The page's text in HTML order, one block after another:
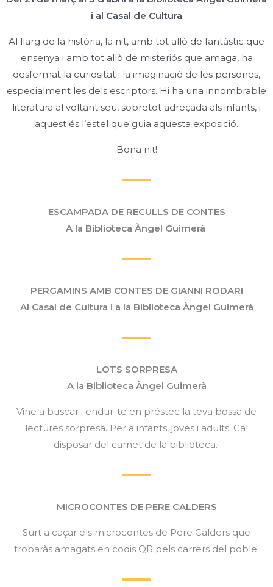
i al Casal de Cultura
Al llarg de la història, la nit, amb tot allò de fantàstic que
ensenya i amb tot allò de misteriós que amaga, ha
desfermat la curiositat i la imaginació de les persones,
especialment les dels escriptors. Hi ha una innombrable
literatura al voltant seu, sobretot adreçada als infants, i
aquest és l’estel que guia aquesta exposició.
Bona nit!
ESCAMPADA DE RECULLS DE CONTES
A la Biblioteca Àngel Guimerà
PERGAMINS AMB CONTES DE GIANNI RODARI
Al Casal de Cultura i a la Biblioteca Àngel Guimerà
LOTS SORPRESA
A la Biblioteca Àngel Guimerà
Vine a buscar i endur-te en préstec la teva bossa de
lectures sorpresa. Per a infants, joves i adults. Cal
disposar del carnet de la biblioteca.
MICROCONTES DE PERE CALDERS
Surt a caçar els microcontes de Pere Calders que
trobaràs amagats en codis QR pels carrers del poble.